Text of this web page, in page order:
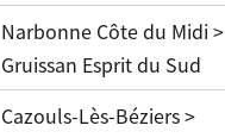
Narbonne Côte du Midi >
Gruissan Esprit du Sud
Cazouls-Lès-Béziers >